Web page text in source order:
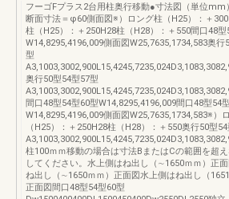
フーゴFプラス2台用柱奥行移動●寸法図（単位
断面寸法＝φ60側面図※）ロング柱（H25）：＋
柱（H25）：＋250H28柱（H28）：＋550間口48型
W14,8295,4196,009側面図W25,7635,1734,583奥行
型
奥行50型54型57型
間口48型54型60型W14,8295,4196,009間口48型54
W14,8295,4196,009側面図W25,7635,1734,583※）
（H25）：＋250H28柱（H28）：＋550奥行50型
柱100ｍｍ移動の場合は寸法BまたはCの範囲を超
してください。水上側はね出し（∼1650ｍｍ）正
ね出し（∼1650ｍｍ）正面図水上側はね出し（1651
正面図間口48型54型60型